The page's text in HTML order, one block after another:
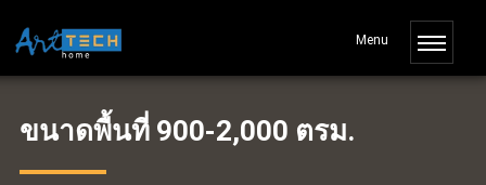
ขนาดพื้นที่ 900-2,000 ตรม.